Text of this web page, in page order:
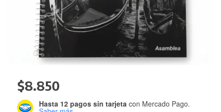
$8.850
Hasta 12 pagos sin tarjeta con Mercado Pago.